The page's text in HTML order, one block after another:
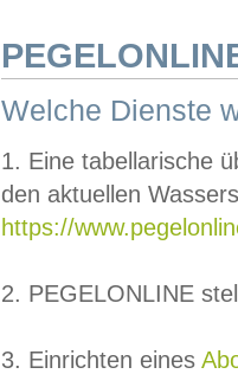
Welche Dienste
1. Eine tabellarische
den aktuellen
https://
2. PEGELONLINE
3. Einrichten eines